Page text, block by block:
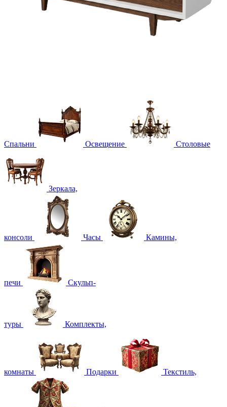
Спальни Освещение Столовые
Зеркала,
консоли Часы Камины,
печи Скульп-
туры Комплекты,
комнаты Подарки Текстиль,